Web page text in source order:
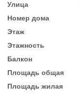
Улица
Номер дома
Этаж
Этажность
Балкон
Площадь общая
Площадь жилая